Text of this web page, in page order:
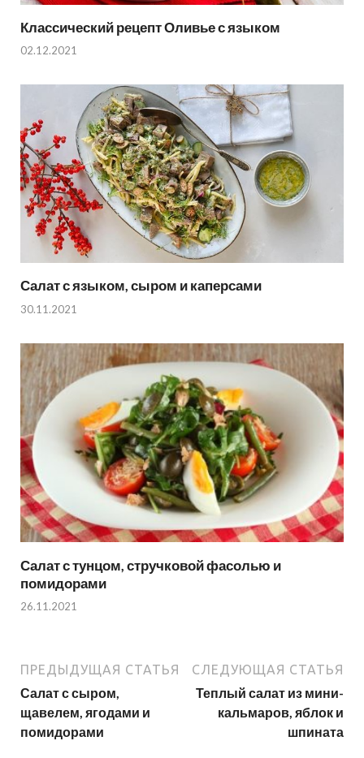
Классический рецепт Оливье с языком
02.12.2021
Салат с языком, сыром и каперсами
30.11.2021
Салат с тунцом, стручковой фасолью и
помидорами
26.11.2021
ПРЕДЫДУЩАЯ СТАТЬЯ
Салат с сыром,
щавелем, ягодами и
помидорами
СЛЕДУЮЩАЯ СТАТЬЯ
Теплый салат из мини-
кальмаров, яблок и
шпината